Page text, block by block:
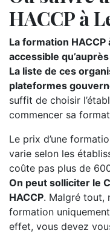
HACCP à
La formation HACCP
accessible
La liste de ces
plateformes
suffit de choisir
commencer sa
Le prix d’une
varie selon les
coûte pas plus de
On peut solliciter le
HACCP. Malgré tout,
formation
effet, vous devez